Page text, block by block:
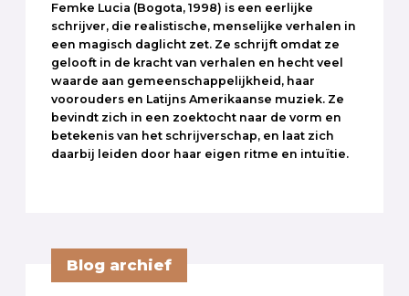
Femke Lucia (Bogota, 1998) is een eerlijke
schrijver, die realistische, menselijke verhalen in
een magisch daglicht zet. Ze schrijft omdat ze
gelooft in de kracht van verhalen en hecht veel
waarde aan gemeenschappelijkheid, haar
voorouders en Latijns Amerikaanse muziek. Ze
bevindt zich in een zoektocht naar de vorm en
betekenis van het schrijverschap, en laat zich
daarbij leiden door haar eigen ritme en intuïtie.
Blog archief